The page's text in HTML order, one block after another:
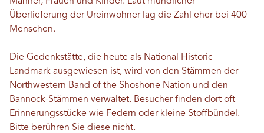
Überlieferung der Ureinwohner lag die Zahl eher bei 400
Menschen.
Die Gedenkstätte, die heute als National Historic
Landmark ausgewiesen ist, wird von den Stämmen der
Northwestern Band of the Shoshone Nation und den
Bannock-Stämmen verwaltet. Besucher finden dort oft
Erinnerungsstücke wie Federn oder kleine Stoffbündel.
Bitte berühren Sie diese nicht.